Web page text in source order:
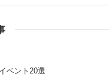
ベント20選